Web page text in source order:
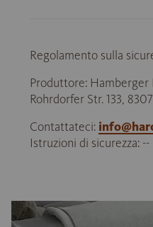
Regolamento sulla
Produttore: Hamberger
Rohrdorfer Str. 133,
Contattateci:
Istruzioni di sicurezza: --